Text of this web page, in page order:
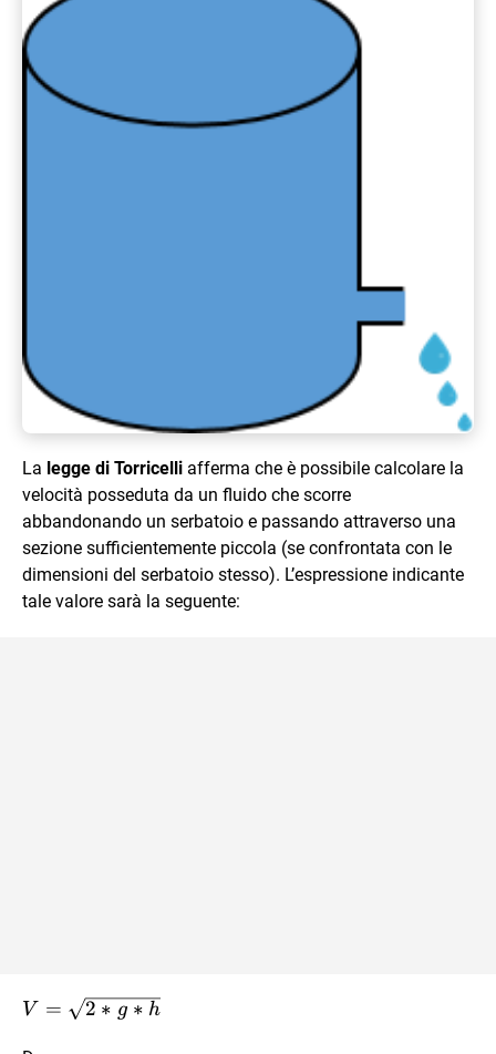
La legge di Torricelli afferma che è possibile calcolare la
velocità posseduta da un fluido che scorre
abbandonando un serbatoio e passando attraverso una
sezione sufficientemente piccola (se confrontata con le
dimensioni del serbatoio stesso). L’espressione indicante
tale valore sarà la seguente:
V=\sqrt{2*g*h}
V = 2 ∗ g ∗ h